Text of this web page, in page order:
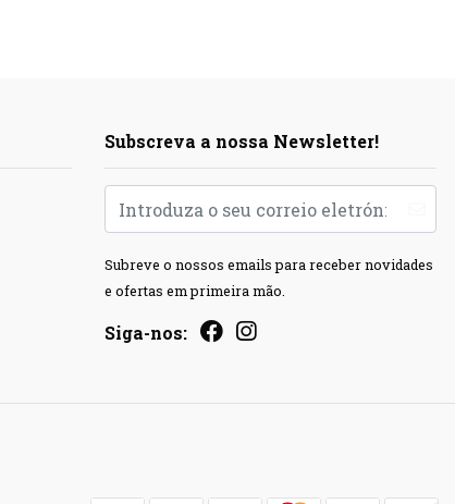
Subscreva a nossa Newsletter!
Subreve o nossos emails para receber novidades
e ofertas em primeira mão.
Siga-nos: